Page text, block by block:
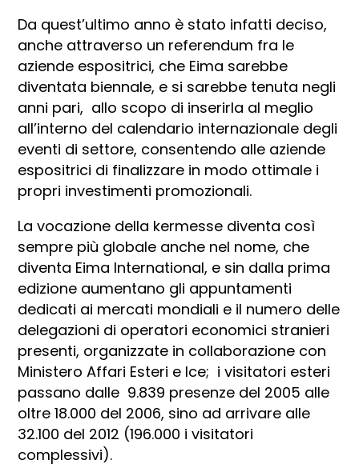
Da quest’ultimo anno è stato infatti deciso,
anche attraverso un referendum fra le
aziende espositrici, che Eima sarebbe
diventata biennale, e si sarebbe tenuta negli
anni pari, allo scopo di inserirla al meglio
all’interno del calendario internazionale degli
eventi di settore, consentendo alle aziende
espositrici di finalizzare in modo ottimale i
propri investimenti promozionali.
La vocazione della kermesse diventa così
sempre più globale anche nel nome, che
diventa Eima International, e sin dalla prima
edizione aumentano gli appuntamenti
dedicati ai mercati mondiali e il numero delle
delegazioni di operatori economici stranieri
presenti, organizzate in collaborazione con
Ministero Affari Esteri e Ice; i visitatori esteri
passano dalle 9.839 presenze del 2005 alle
oltre 18.000 del 2006, sino ad arrivare alle
32.100 del 2012 (196.000 i visitatori
complessivi).